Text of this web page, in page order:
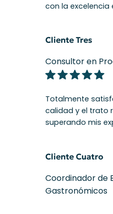
con la
Cliente Tres
Consultor en
Totalmente
calidad y el trato
superando mis
Cliente Cuatro
Coordinador de
Gastronómicos